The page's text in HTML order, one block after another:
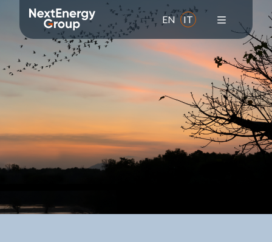
Missione
Valori
Leadership team
EN IT